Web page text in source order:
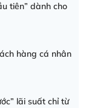
tiên” dành cho
hàng cá nhân
lãi suất chỉ từ